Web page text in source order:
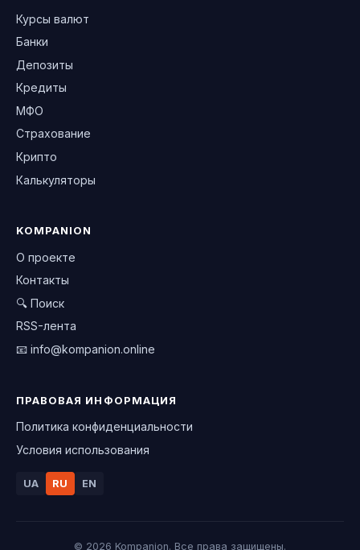
Курсы валют
Банки
Депозиты
Кредиты
МФО
Страхование
Крипто
Калькуляторы
KOMPANION
О проекте
Контакты
🔍 Поиск
RSS-лента
📧 info@kompanion.online
ПРАВОВАЯ ИНФОРМАЦИЯ
Политика конфиденциальности
Условия использования
UA RU EN
© 2026 Kompanion. Все права защищены.